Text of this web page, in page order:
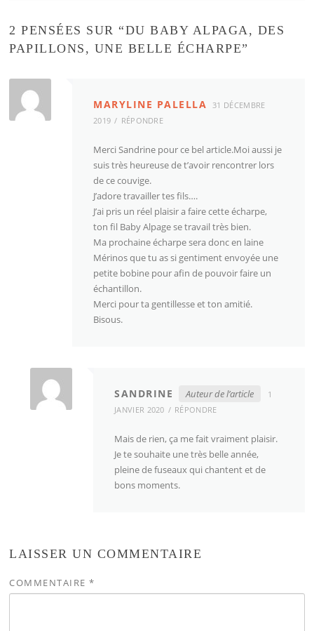
2 PENSÉES SUR “DU BABY ALPAGA, DES
PAPILLONS, UNE BELLE ÉCHARPE”
MARYLINE PALELLA
31 DÉCEMBRE
2019
RÉPONDRE
Merci Sandrine pour ce bel article.Moi aussi je
suis très heureuse de t’avoir rencontrer lors
de ce couvige.
J’adore travailler tes fils….
J’ai pris un réel plaisir a faire cette écharpe,
ton fil Baby Alpage se travail très bien.
Ma prochaine écharpe sera donc en laine
Mérinos que tu as si gentiment envoyée une
petite bobine pour afin de pouvoir faire un
échantillon.
Merci pour ta gentillesse et ton amitié.
Bisous.
SANDRINE Auteur de l’article
1
JANVIER 2020
RÉPONDRE
Mais de rien, ça me fait vraiment plaisir.
Je te souhaite une très belle année,
pleine de fuseaux qui chantent et de
bons moments.
LAISSER UN COMMENTAIRE
COMMENTAIRE*